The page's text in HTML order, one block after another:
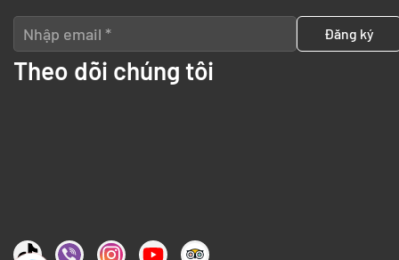
Theo dõi chúng tôi